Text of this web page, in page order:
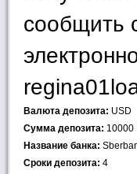
сообщить
Валюта депозита: USD
Сумма депозита: 10000
Название банка:
Сроки депозита: 4